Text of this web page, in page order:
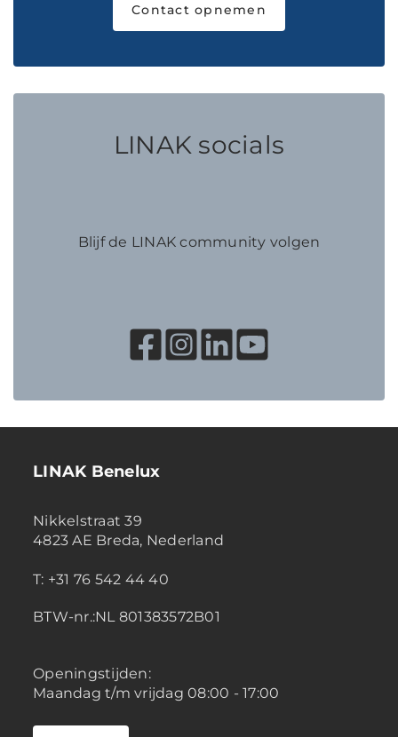
Contact opnemen
LINAK socials
Blijf de LINAK community volgen
LINAK Benelux
Nikkelstraat 39
4823 AE Breda, Nederland
T: +31 76 542 44 40
BTW-nr.:NL 801383572B01
Openingstijden:
Maandag t/m vrijdag 08:00 - 17:00